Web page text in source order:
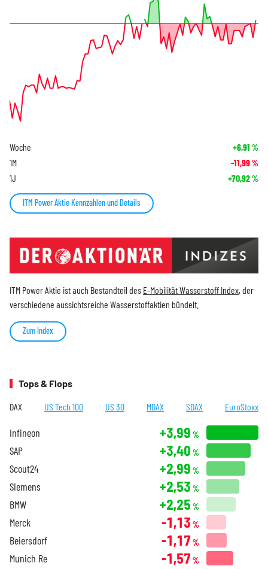
Woche +6,91 %
1M -11,99%
1J +70,92%
ITM Power Aktie Kennzahlen und Details
ITM Power Aktie ist auch Bestandteil des E-Mobilität Wasserstoff Index, der
verschiedene aussichtsreiche Wasserstoffaktien bündelt.
Zum Index
Tops & Flops
DAX US Tech 100 US 30 MDAX SDAX EuroStoxx
Infineon +3,99 %
SAP +3,40 %
Scout24 +2,99 %
Siemens +2,53 %
BMW +2,25 %
Merck -1,13 %
Beiersdorf -1,17 %
Munich Re -1,57 %